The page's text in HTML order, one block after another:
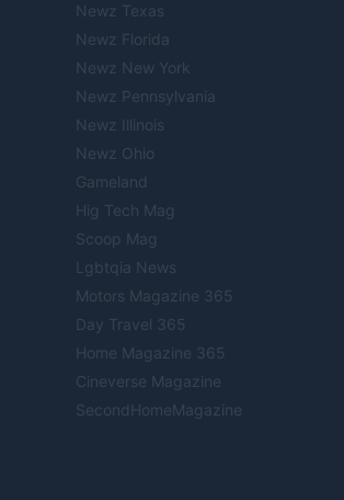
Newz Texas
Newz Florida
Newz New York
Newz Pennsylvania
Newz Illinois
Newz Ohio
Gameland
Hig Tech Mag
Scoop Mag
Lgbtqia News
Motors Magazine 365
Day Travel 365
Home Magazine 365
Cineverse Magazine
SecondHomeMagazine